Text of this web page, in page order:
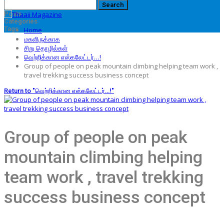
Posts
Categories
Tags
Home
மகளிருக்காக
சிறு தொழில்கள்
வெற்றிக்கான எஸ்கலேட்டர்…!
Group of people on peak mountain climbing helping team work ,
travel trekking success business concept
Return to "வெற்றிக்கான எஸ்கலேட்டர்…!"
Group of people on peak
mountain climbing helping
team work , travel trekking
success business concept